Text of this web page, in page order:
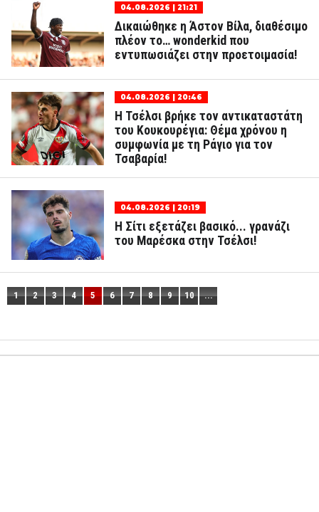
04.08.2026 | 21:21
Δικαιώθηκε η Άστον Βίλα, διαθέσιμο
πλέον το… wonderkid που
εντυπωσιάζει στην προετοιμασία!
04.08.2026 | 20:46
Η Τσέλσι βρήκε τον αντικαταστάτη
του Κουκουρέγια: Θέμα χρόνου η
συμφωνία με τη Ράγιο για τον
Τσαβαρία!
04.08.2026 | 20:19
Η Σίτι εξετάζει βασικό... γρανάζι
του Μαρέσκα στην Τσέλσι!
1 2 3 4 5 6 7 8 9 10 ...